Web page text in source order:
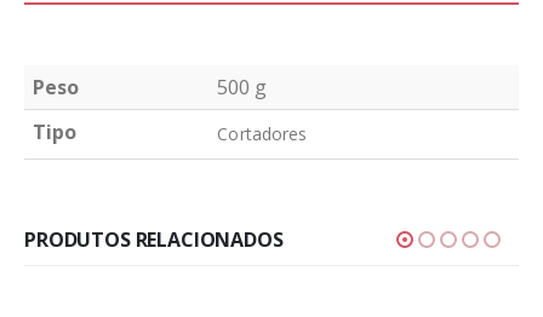
Peso
500 g
Tipo
Cortadores
PRODUTOS RELACIONADOS